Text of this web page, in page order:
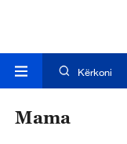
Kërkoni
Mama